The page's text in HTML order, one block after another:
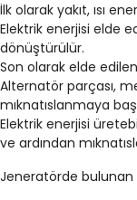
İlk olarak yakıt, ısı
Elektrik enerjisi elde
dönüştürülür.
Son olarak elde
Alternatör parçası,
mıknatıslanmaya
Elektrik enerjisi
ve ardından
Jeneratörde bulunan